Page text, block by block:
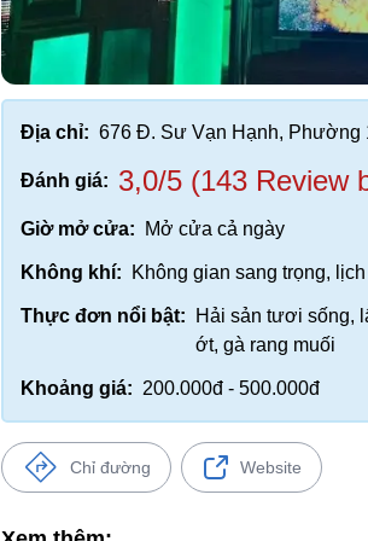
Địa chỉ: 676 Đ. Sư Vạn Hạnh, Phường
Đánh giá: 3,0/5 (143 Review
Giờ mở cửa: Mở cửa cả ngày
Không khí: Không gian sang trọng,
Thực đơn nổi bật:
Hải sản tươi sống,
ớt, gà rang muối
Khoảng giá: 200.000đ - 500.000đ
Chỉ đường Website